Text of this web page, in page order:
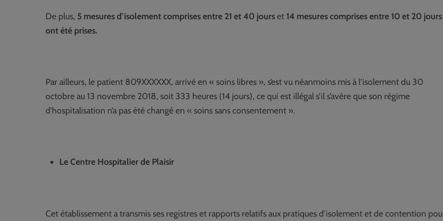
De plus, 5 mesures d’isolement comprises entre 21 et 40 jourset 14 mesures comprises entre 10 et 20 jours
ont été prises.
Par ailleurs, le patient 809XXXXXX, arrivé en « soins libres », s’est vu néanmoins mis à l’isolement du 30
octobre au 13 novembre 2018, soit 333 heures (14 jours), ce qui est illégal s’il s’avère que son régime
d’hospitalisation n’a pas été changé en « soins sans consentement ».
Le Centre Hospitalier de Plaisir
Cet établissement a transmis ses registres et rapports relatifs aux pratiques d’isolement et de contention